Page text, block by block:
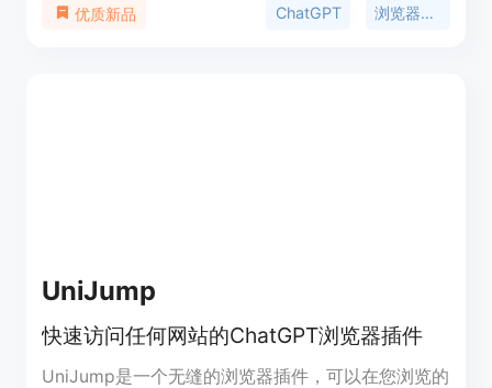
技术手段，伪装用户访问行为，从而避免被OpenAI
优质新品 ChatGPT 浏览器插件
UniJump
快速访问任何网站的ChatGPT浏览器插件
UniJump是一个无缝的浏览器插件，可以在您浏览的